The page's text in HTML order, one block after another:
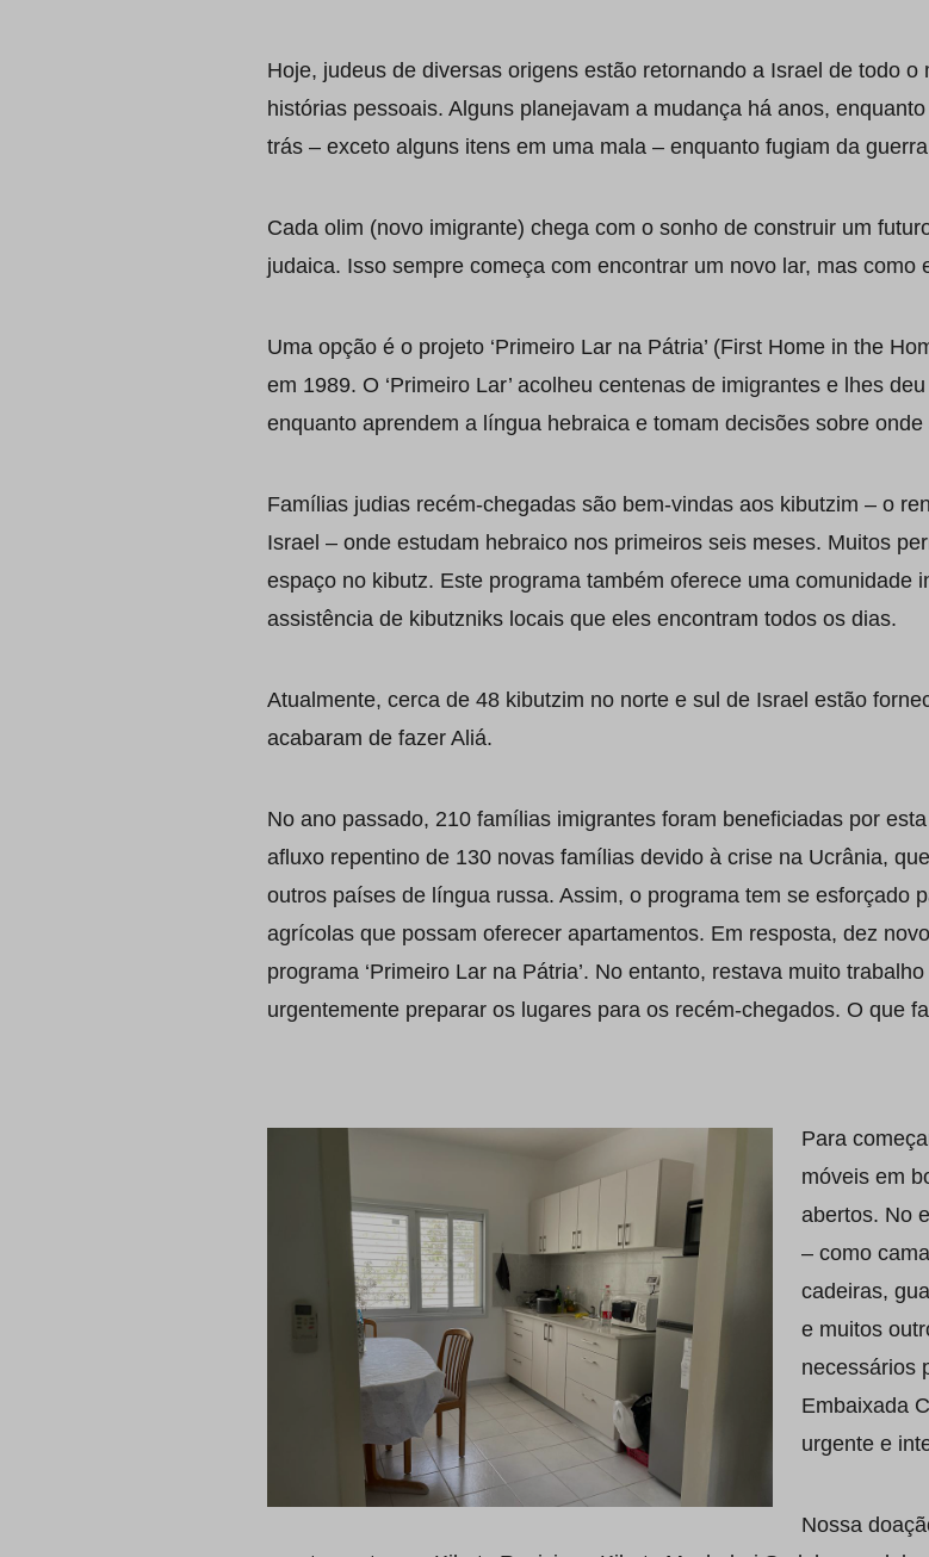
Hoje, judeus de diversas origens estão retornando a Israel de todo
histórias pessoais. Alguns planejavam a mudança há anos,
trás – exceto alguns itens em uma mala – enquanto fugiam da
Cada olim (novo imigrante) chega com o sonho de construir um
judaica. Isso sempre começa com encontrar um novo lar, mas como
Uma opção é o projeto ‘Primeiro Lar na Pátria’ (First Home in the
em 1989. O ‘Primeiro Lar’ acolheu centenas de imigrantes e lhes
enquanto aprendem a língua hebraica e tomam decisões sobre
Famílias judias recém-chegadas são bem-vindas aos kibutzim – o
Israel – onde estudam hebraico nos primeiros seis meses. Muitos
espaço no kibutz. Este programa também oferece uma comunidade
assistência de kibutzniks locais que eles encontram todos os dias.
Atualmente, cerca de 48 kibutzim no norte e sul de Israel estão
acabaram de fazer Aliá.
No ano passado, 210 famílias imigrantes foram beneficiadas por
afluxo repentino de 130 novas famílias devido à crise na Ucrânia,
outros países de língua russa. Assim, o programa tem se esforçado
agrícolas que possam oferecer apartamentos. Em resposta, dez
programa ‘Primeiro Lar na Pátria’. No entanto, restava muito
urgentemente preparar os lugares para os recém-chegados. O que
Para
móveis em
abertos. No
– como
cadeiras,
e muitos
necessários
Embaixada
urgente e
Nossa